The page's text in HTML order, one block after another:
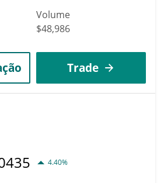
Volume
$48,986
Trade
4.40%